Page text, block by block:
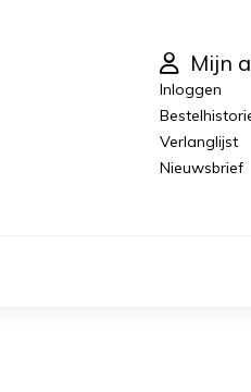
Mijn
Inloggen
Verlanglijst
Nieuwsbrief